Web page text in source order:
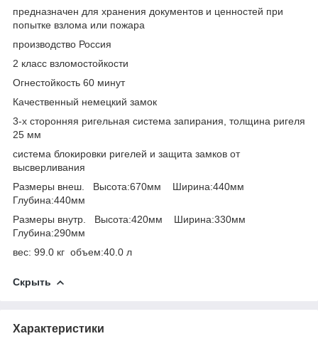
предназначен для хранения документов и ценностей при
попытке взлома или пожара
производство Россия
2 класс взломостойкости
Огнестойкость 60 минут
Качественный немецкий замок
3-х сторонняя ригельная система запирания, толщина ригеля
25 мм
система блокировки ригелей и защита замков от
высверливания
Размеры внеш. Высота:670мм Ширина:440мм
Глубина:440мм
Размеры внутр. Высота:420мм Ширина:330мм
Глубина:290мм
вес: 99.0 кг объем:40.0 л
Скрыть
Характеристики